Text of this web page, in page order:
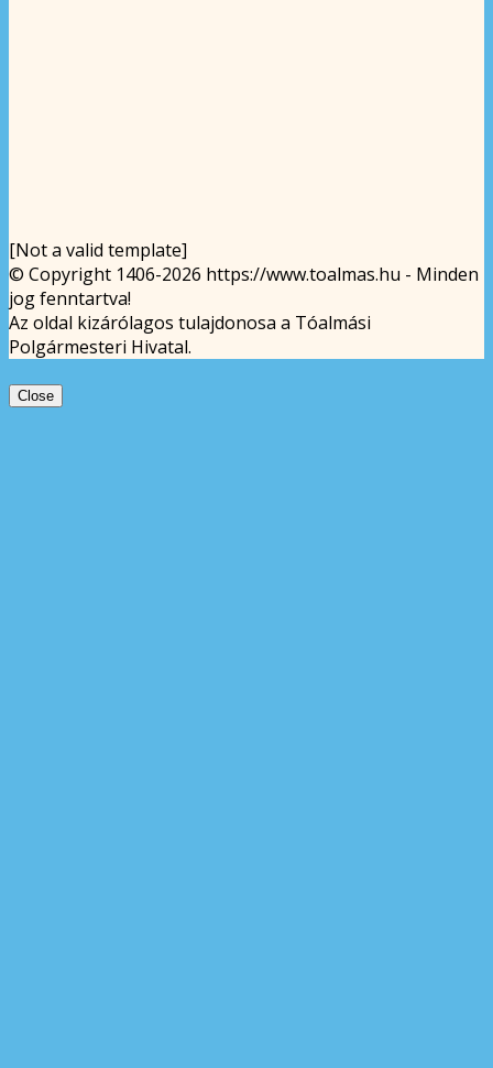
[Not a valid template]
© Copyright 1406-2026 https://www.toalmas.hu - Minden
jog fenntartva!
Az oldal kizárólagos tulajdonosa a Tóalmási
Polgármesteri Hivatal.
Close